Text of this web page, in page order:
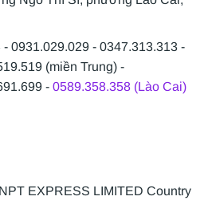
0931.029.029 - 0347.313.313 -
(miền Trung) -
- 0589.358.358 (Lào Cai)
EXPRESS LIMITED Country